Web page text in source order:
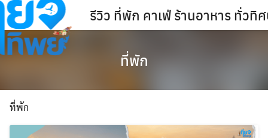
Skip
to
content
รีวิว ที่พัก คาเฟ่ ร้านอาหาร ทั่วทิศ
ที่พัก
ที่พัก